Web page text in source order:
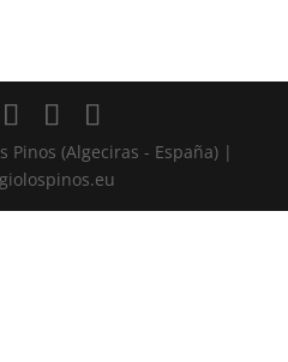
Pinos (Algeciras - España) |